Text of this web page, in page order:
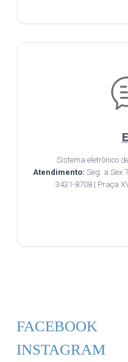
Sistema eletrônico
Atendimento: Seg. a Sex
3431-8708 | Praça
FACEBOOK
INSTAGRAM